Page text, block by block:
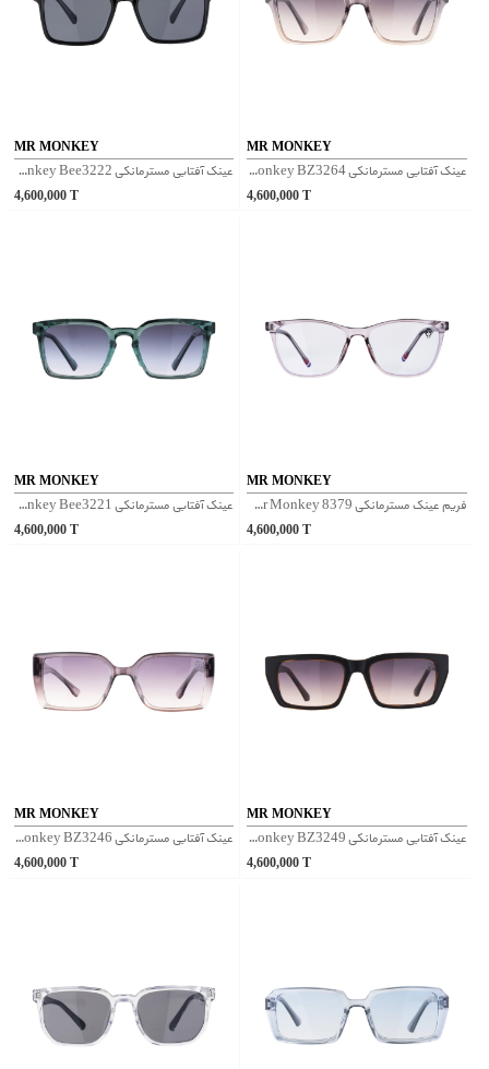
MR MONKEY
عینک آفتابی مسترمانکی Mr Monkey Bee3222 - مشکی
4,600,000T
MR MONKEY
عینک آفتابی مسترمانکی Mr Monkey BZ3264 - بنفش
4,600,000 T
MR MONKEY
عینک آفتابی مسترمانکی Mr Monkey Bee3221 - آبی
4,600,000T
MR MONKEY
فریم عینک مسترمانکی Mr Monkey 8379 - بنفش
4,600,000 T
MR MONKEY
عینک آفتابی مسترمانکی Mr Monkey BZ3246 - صورتی
4,600,000T
MR MONKEY
عینک آفتابی مسترمانکی Mr Monkey BZ3249 - قهوه‌ای
4,600,000 T